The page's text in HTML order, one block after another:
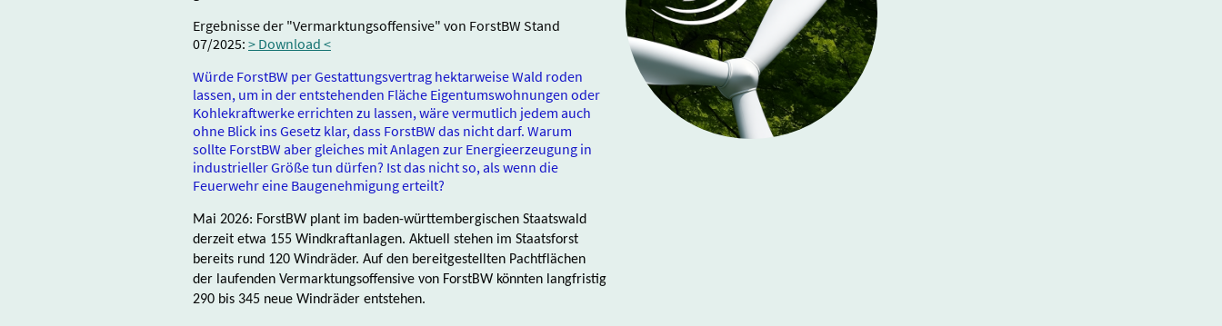
Ergebnisse der "Vermarktungsoffensive" von ForstBW Stand
07/2025: > Download <
Würde ForstBW per Gestattungsvertrag hektarweise Wald roden
lassen, um in der entstehenden Fläche Eigentumswohnungen oder
Kohlekraftwerke errichten zu lassen, wäre vermutlich jedem auch
ohne Blick ins Gesetz klar, dass ForstBW das nicht darf. Warum
sollte ForstBW aber gleiches mit Anlagen zur Energieerzeugung in
industrieller Größe tun dürfen? Ist das nicht so, als wenn die
Feuerwehr eine Baugenehmigung erteilt?
Mai 2026: ForstBW plant im baden-württembergischen Staatswald
derzeit etwa 155 Windkraftanlagen. Aktuell stehen im Staatsforst
bereits rund 120 Windräder. Auf den bereitgestellten Pachtflächen
der laufenden Vermarktungsoffensive von ForstBW könnten langfristig
290 bis 345 neue Windräder entstehen.